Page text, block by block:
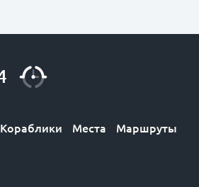
Кораблики Места Маршруты